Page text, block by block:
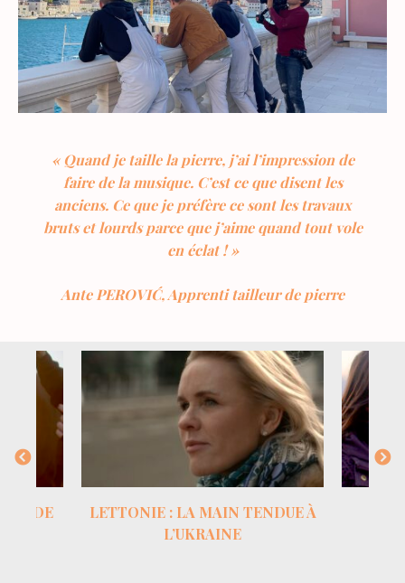
« Quand je taille la pierre, j’ai l’impression de
faire de la musique. C’est ce que disent les
anciens. Ce que je préfère ce sont les travaux
bruts et lourds parce que j’aime quand tout vole
en éclat ! »
Ante PEROVIĆ, Apprenti tailleur de pierre
LETTONIE : LA MAIN TENDUE À
L’UKRAINE